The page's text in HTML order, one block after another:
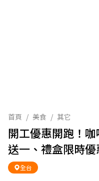
首頁 / 美食 / 其它
開工優惠開跑！
送一、禮盒限時優
全台